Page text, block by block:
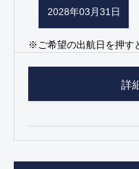
2028年03月31日
※ご希望の出航日を押す
詳